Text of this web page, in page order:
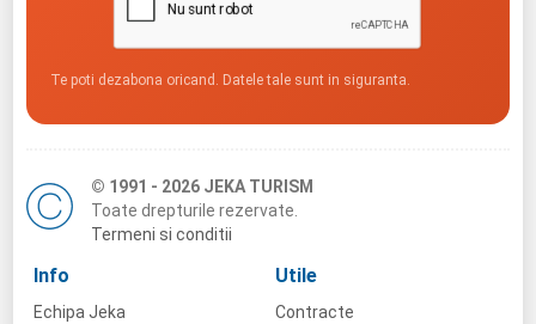
Te poti dezabona oricand. Datele tale sunt in siguranta.
© 1991 - 2026 JEKA TURISM
Toate drepturile rezervate.
Termeni si conditii
Info
Echipa Jeka
Utile
Contracte